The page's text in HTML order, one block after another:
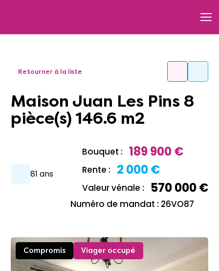
Retourner à la liste
Maison Juan Les Pins 8
pièce(s) 146.6 m2
81 ans
Bouquet : 189 900 €
Rente : 2 000 €
Valeur vénale : 570 000 €
Numéro de mandat : 26VO87
Compromis Viager occupé